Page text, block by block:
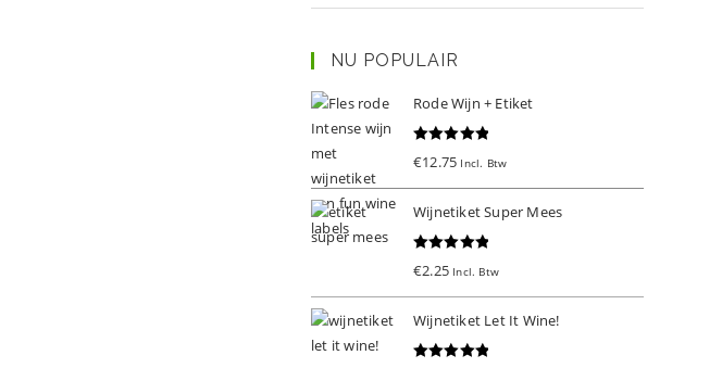
NU POPULAIR
Rode Wijn + Etiket
€12.75 Incl. Btw
Wijnetiket Super Mees
€2.25 Incl. Btw
Wijnetiket Let It Wine!